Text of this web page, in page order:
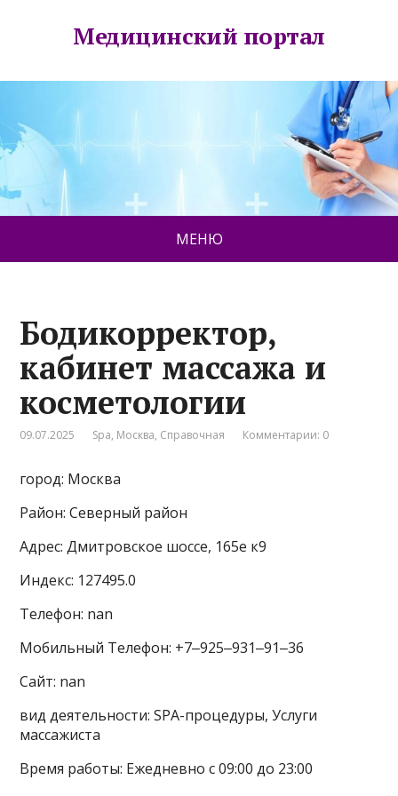
Медицинский портал
МЕНЮ
Бодикорректор,
кабинет массажа и
косметологии
09.07.2025 Spa, Москва, Справочная Комментарии: 0
город: Москва
Район: Северный район
Адрес: Дмитровское шоссе, 165е к9
Индекс: 127495.0
Телефон: nan
Мобильный Телефон: +7‒925‒931‒91‒36
Сайт: nan
вид деятельности: SPA-процедуры, Услуги
массажиста
Время работы: Ежедневно с 09:00 до 23:00